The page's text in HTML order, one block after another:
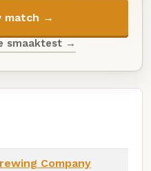
match →
smaaktest →
Company